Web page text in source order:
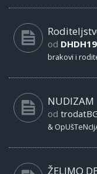
od
brakovi i
NUDIZAM
od
&
ŽELIMO